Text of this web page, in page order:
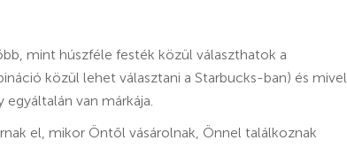
mint húszféle festék közül választhatok a
közül lehet választani a Starbucks-ban) és mivel
van márkája.
el, mikor Öntől vásárolnak, Önnel találkoznak